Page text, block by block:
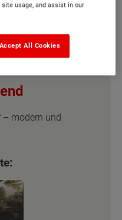
– modern und
usage, and assist in our
Accept All Cookies